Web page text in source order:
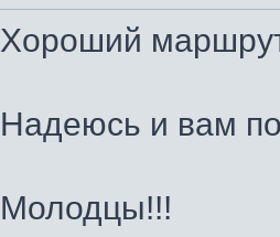
Хороший
Надеюсь и вам
Молодцы!!!